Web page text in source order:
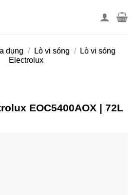
dụng / Lò vi sóng /
Lò vi sóng
Electrolux
EOC5400AOX | 72L